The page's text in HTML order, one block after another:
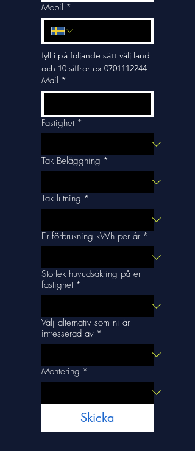
Mobil *
fyll i på följande sätt välj land
och 10 siffror ex 0701112244
Mail *
Fastighet *
Tak Beläggning *
Tak lutning *
Er förbrukning kWh per år *
Storlek huvudsäkring på er
fastighet *
Välj alternativ som ni är
intresserad av *
Montering *
Skicka